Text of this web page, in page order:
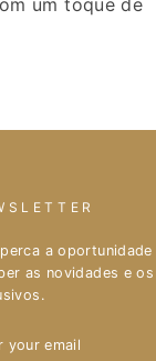
a
as novidades e